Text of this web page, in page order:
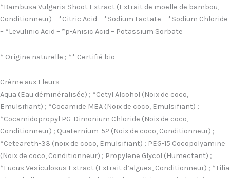
*Bambusa Vulgaris Shoot Extract (Extrait de moelle de bambou,
Conditionneur) – *Citric Acid – *Sodium Lactate – *Sodium Chloride
– *Levulinic Acid – *p-Anisic Acid – Potassium Sorbate
* Origine naturelle ; ** Certifié bio
Crème aux Fleurs
Aqua (Eau déminéralisée) ; *Cetyl Alcohol (Noix de coco,
Emulsifiant) ; *Cocamide MEA (Noix de coco, Emulsifiant) ;
*Cocamidopropyl PG-Dimonium Chloride (Noix de coco,
Conditionneur) ; Quaternium-52 (Noix de coco, Conditionneur) ;
*Ceteareth-33 (noix de coco, Emulsifiant) ; PEG-15 Cocopolyamine
(Noix de coco, Conditionneur) ; Propylene Glycol (Humectant) ;
*Fucus Vesiculosus Extract (Extrait d’algues, Conditionneur) ; *Tilia